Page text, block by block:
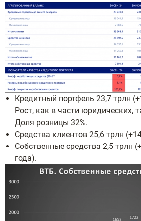
Кредитный портфель 23,7 трлн
Рост, как в части юридических,
Доля розницы 32%.
Средства клиентов 25,6 трлн
Собственные средства 2,5 трлн
года).